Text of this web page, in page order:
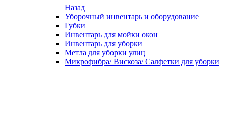
Назад
Уборочный инвентарь и оборудование
Губки
Инвентарь для мойки окон
Инвентарь для уборки
Метла для уборки улиц
Микрофибра/ Вискоза/ Салфетки для уборки